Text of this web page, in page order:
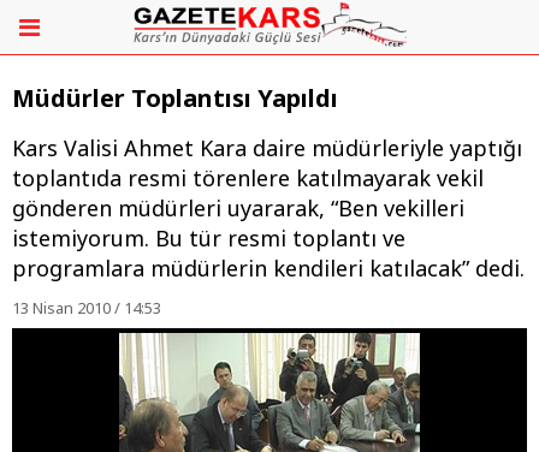
Müdürler Toplantısı Yapıldı
Kars Valisi Ahmet Kara daire müdürleriyle yaptığı
toplantıda resmi törenlere katılmayarak vekil
gönderen müdürleri uyararak, “Ben vekilleri
istemiyorum. Bu tür resmi toplantı ve
programlara müdürlerin kendileri katılacak” dedi.
13 Nisan 2010 / 14:53